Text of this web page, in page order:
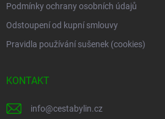
Podmínky ochrany osobních údajů
Odstoupení od kupní smlouvy
Pravidla používání sušenek (cookies)
KONTAKT
info@cestabylin.cz